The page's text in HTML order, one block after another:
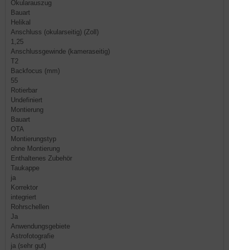
Okularauszug
Bauart
Helikal
Anschluss (okularseitig) (Zoll)
1,25
Anschlussgewinde (kameraseitig)
T2
Backfocus (mm)
55
Rotierbar
Undefiniert
Montierung
Bauart
OTA
Montierungstyp
ohne Montierung
Enthaltenes Zubehör
Taukappe
ja
Korrektor
integriert
Rohrschellen
Ja
Anwendungsgebiete
Astrofotografie
ja (sehr gut)